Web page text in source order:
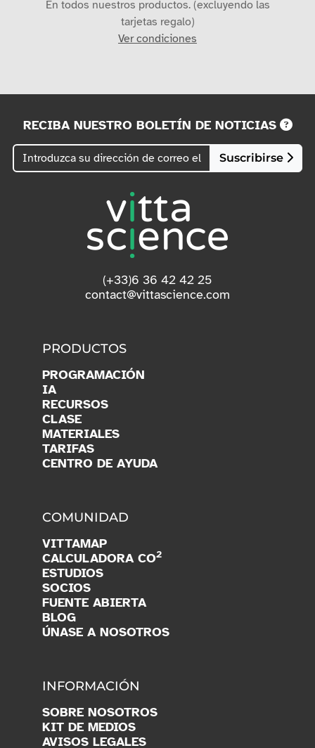
En todos nuestros productos. (excluyendo las
tarjetas regalo)
Ver condiciones
RECIBA NUESTRO BOLETÍN DE NOTICIAS
Suscribirse
(+33)6 36 42 42 25
contact@vittascience.com
PRODUCTOS
PROGRAMACIÓN
IA
RECURSOS
CLASE
MATERIALES
TARIFAS
CENTRO DE AYUDA
COMUNIDAD
VITTAMAP
CALCULADORA CO2
ESTUDIOS
SOCIOS
FUENTE ABIERTA
BLOG
ÚNASE A NOSOTROS
INFORMACIÓN
SOBRE NOSOTROS
KIT DE MEDIOS
AVISOS LEGALES